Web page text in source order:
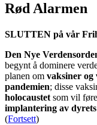
Rød Alarmen
SLUTTEN på vår
Den Nye
begynt å dominere
planen om vaksiner og
pandemien; disse
holocaustet som vil
implantering av
(Fortsett)